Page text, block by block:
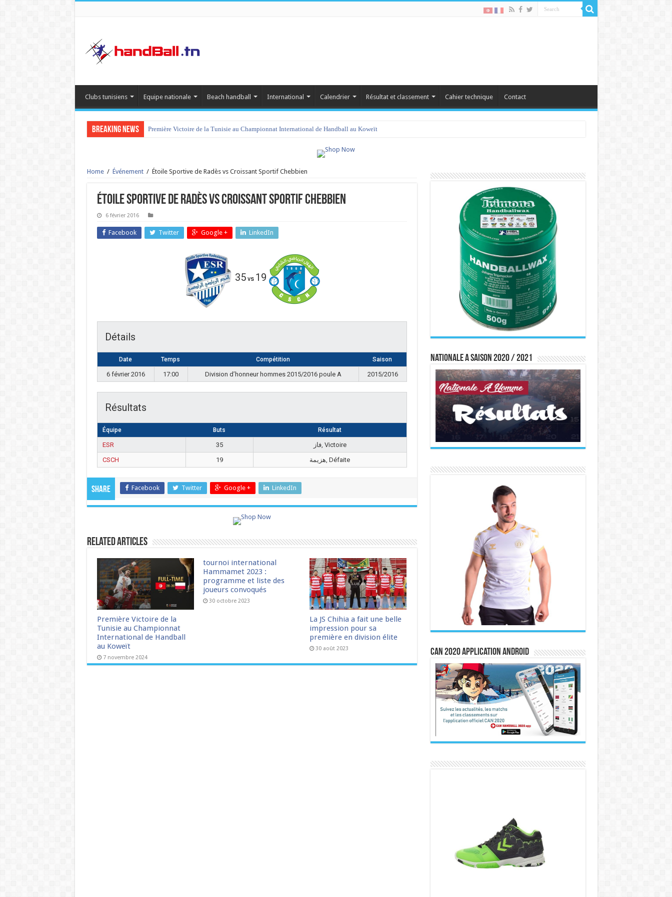
Clubs tunisiens Equipe nationale Beach handball International Calendrier Résultat et classement Cahier technique Contact
Breaking News Première Victoire de la Tunisie au Championnat International de Handball au Koweït
Home / Événement / Étoile Sportive de Radès vs Croissant Sportif Chebbien
Étoile Sportive de Radès vs Croissant Sportif Chebbien
6 février 2016
Facebook Twitter Google + LinkedIn
35 vs 19
Détails
Date Temps Compétition Saison
6 février 2016 17:00 Division d’honneur hommes 2015/2016 poule A 2015/2016
Résultats
Équipe Buts Résultat
ESR 35
فاز, Victoire
CSCH
19 هزيمة, Défaite
Share Facebook Twitter Google + LinkedIn
Related Articles
Première Victoire de la
Tunisie au Championnat
International de Handball
au Koweït
7 novembre 2024
tournoi international
Hammamet 2023 :
programme et liste des
joueurs convoqués
30 octobre 2023
La JS Chihia a fait une belle
impression pour sa
première en division élite
30 août 2023
Nationale A saison 2020 / 2021
CAN 2020 Application Android